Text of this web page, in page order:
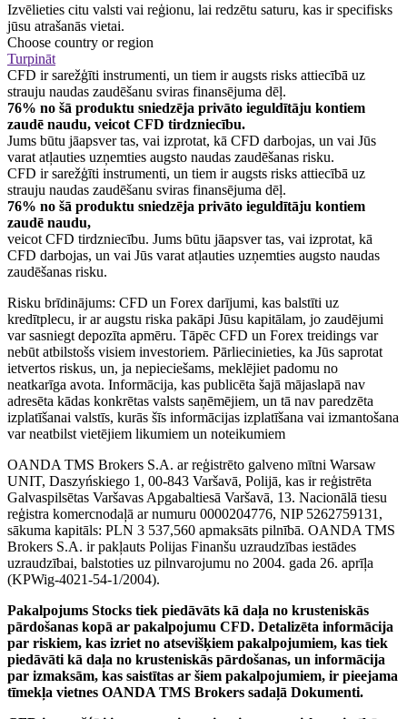
Izvēlieties citu valsti vai reģionu, lai redzētu saturu, kas ir specifisks
jūsu atrašanās vietai.
Choose country or region
Turpināt
CFD ir sarežģīti instrumenti, un tiem ir augsts risks attiecībā uz
strauju naudas zaudēšanu sviras finansējuma dēļ.
76% no šā produktu sniedzēja privāto ieguldītāju kontiem
zaudē naudu, veicot CFD tirdzniecību.
Jums būtu jāapsver tas, vai izprotat, kā CFD darbojas, un vai Jūs
varat atļauties uzņemties augsto naudas zaudēšanas risku.
CFD ir sarežģīti instrumenti, un tiem ir augsts risks attiecībā uz
strauju naudas zaudēšanu sviras finansējuma dēļ.
76% no šā produktu sniedzēja privāto ieguldītāju kontiem
zaudē naudu,
veicot CFD tirdzniecību. Jums būtu jāapsver tas, vai izprotat, kā
CFD darbojas, un vai Jūs varat atļauties uzņemties augsto naudas
zaudēšanas risku.
Risku brīdinājums: CFD un Forex darījumi, kas balstīti uz
kredītplecu, ir ar augstu riska pakāpi Jūsu kapitālam, jo zaudējumi
var sasniegt depozīta apmēru. Tāpēc CFD un Forex treidings var
nebūt atbilstošs visiem investoriem. Pārliecinieties, ka Jūs saprotat
ietvertos riskus, un, ja nepieciešams, meklējiet padomu no
neatkarīga avota. Informācija, kas publicēta šajā mājaslapā nav
adresēta kādas konkrētas valsts saņēmējiem, un tā nav paredzēta
izplatīšanai valstīs, kurās šīs informācijas izplatīšana vai izmantošana
var neatbilst vietējiem likumiem un noteikumiem
OANDA TMS Brokers S.A. ar reģistrēto galveno mītni Warsaw
UNIT, Daszyńskiego 1, 00-843 Varšavā, Polijā, kas ir reģistrēta
Galvaspilsētas Varšavas Apgabaltiesā Varšavā, 13. Nacionālā tiesu
reģistra komercnodaļā ar numuru 0000204776, NIP 5262759131,
sākuma kapitāls: PLN 3 537,560 apmaksāts pilnībā. OANDA TMS
Brokers S.A. ir pakļauts Polijas Finanšu uzraudzības iestādes
uzraudzībai, balstoties uz pilnvarojumu no 2004. gada 26. aprīļa
(KPWig-4021-54-1/2004).
Pakalpojums Stocks tiek piedāvāts kā daļa no krusteniskās
pārdošanas kopā ar pakalpojumu CFD. Detalizēta informācija
par riskiem, kas izriet no atsevišķiem pakalpojumiem, kas tiek
piedāvāti kā daļa no krusteniskās pārdošanas, un informācija
par izmaksām, kas saistītas ar šiem pakalpojumiem, ir pieejama
tīmekļa vietnes OANDA TMS Brokers sadaļā Dokumenti.